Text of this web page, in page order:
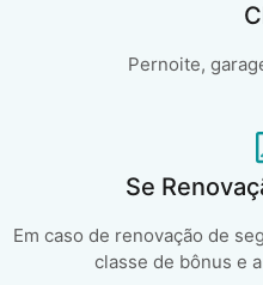
Pernoite,
Se
Em caso de renovação de
classe de bônus e